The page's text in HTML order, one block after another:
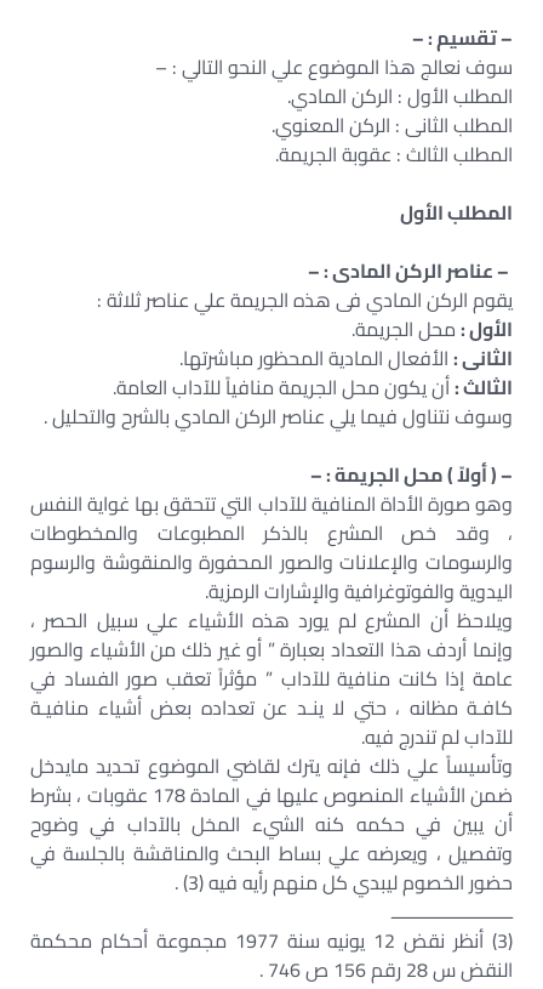
– تقسيم : –
سوف نعالج هذا الموضوع علي النحو التالي : –
المطلب الأول : الركن المادي.
المطلب الثانى : الركن المعنوي.
المطلب الثالث : عقوبة الجريمة.
المطلب الأول
– عناصر الركن المادى : –
يقوم الركن المادي فى هذه الجريمة علي عناصر ثلاثة :
الأول :محل الجريمة.
الثانى :الأفعال المادية المحظور مباشرتها.
الثالث :أن يكون محل الجريمة منافياً للآداب العامة.
وسوف نتناول فيما يلي عناصر الركن المادي بالشرح والتحليل .
– ( أولاً ) محل الجريمة : –
وهو صورة الأداة المنافية للآداب التي تتحقق بها غواية النفس
، وقد خص المشرع بالذكر المطبوعات والمخطوطات
والرسومات والإعلانات والصور المحفورة والمنقوشة والرسوم
اليدوية والفوتوغرافية والإشارات الرمزية.
ويلاحظ أن المشرع لم يورد هذه الأشياء علي سبيل الحصر ،
وإنما أردف هذا التعداد بعبارة ” أو غير ذلك من الأشياء والصور
عامة إذا كانت منافية للآداب ” مؤثراً تعقب صور الفساد في
كافـة مظانه ، حتي لا ينـد عن تعداده بعض أشياء منافيـة
للآداب لم تندرج فيه.
وتأسيساً علي ذلك فإنه يترك لقاضي الموضوع تحديد مايدخل
ضمن الأشياء المنصوص عليها في المادة 178 عقوبات ، بشرط
أن يبين في حكمه كنه الشيء المخل بالآداب في وضوح
وتفصيل ، ويعرضه علي بساط البحث والمناقشة بالجلسة في
حضور الخصوم ليبدي كل منهم رأيه فيه (3) .
ـــــــــــــــــــــــــ
(3) أنظر نقض 12 يونيه سنة 1977 مجموعة أحكام محكمة
النقض س 28 رقم 156 ص 746 .